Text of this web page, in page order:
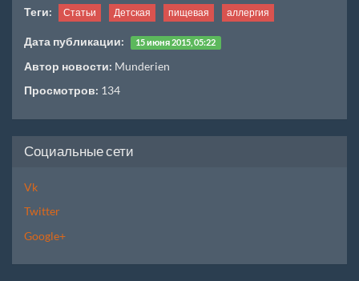
Теги: Статьи Детская пищевая аллергия
Дата публикации: 15 июня 2015, 05:22
Автор новости: Munderien
Просмотров: 134
Социальные сети
Vk
Twitter
Google+